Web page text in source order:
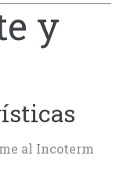
y
al Incoterm